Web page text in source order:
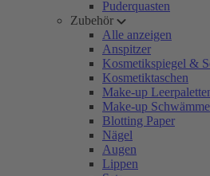
Puderquasten
Zubehör
Alle anzeigen
Anspitzer
Kosmetikspiegel &
Kosmetiktaschen
Make-up
Make-up Schwämme
Blotting Paper
Nägel
Augen
Lippen